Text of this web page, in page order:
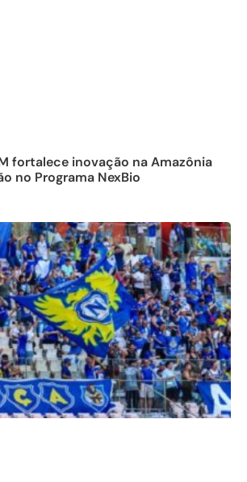
fortalece inovação na Amazônia
no Programa NexBio